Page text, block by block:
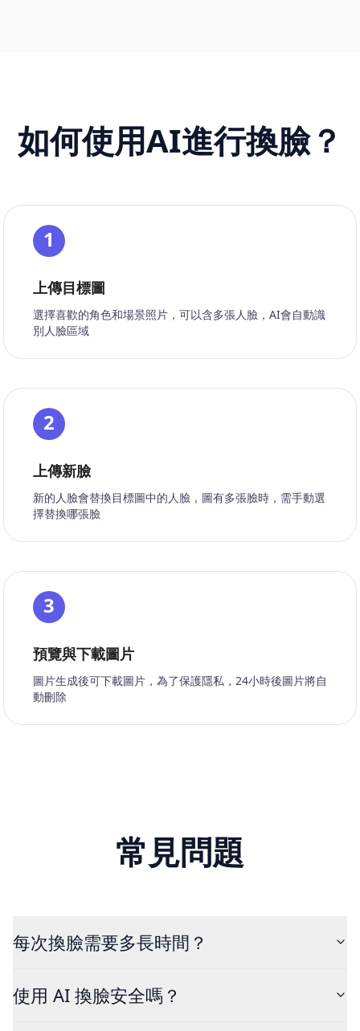
如何使用AI進行換臉？
1
上傳目標圖
選擇喜歡的角色和場景照片，可以含多張人臉，AI會自動識
別人臉區域
2
上傳新臉
新的人臉會替換目標圖中的人臉，圖有多張臉時，需手動選
擇替換哪張臉
3
預覽與下載圖片
圖片生成後可下載圖片，為了保護隱私，24小時後圖片將自
動刪除
常見問題
每次換臉需要多長時間？
使用 AI 換臉安全嗎？